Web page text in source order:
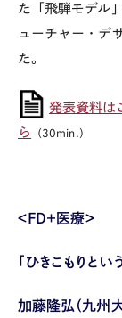
た「飛騨モデル
ューチャー・デ
た。
発表資料は
ら
（30min.）
＜FD+医療＞
「ひきこもりと
加藤隆弘（九州